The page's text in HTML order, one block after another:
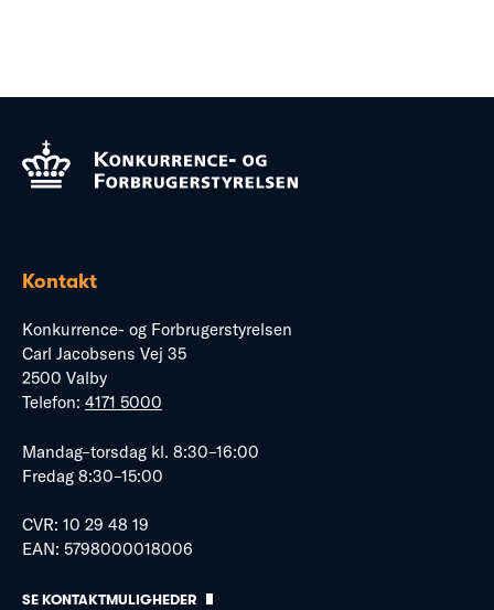
Kontakt
Konkurrence- og Forbrugerstyrelsen
Carl Jacobsens Vej 35
2500 Valby
Telefon: 4171 5000
Mandag–torsdag kl. 8:30–16:00
Fredag 8:30–15:00
CVR: 10 29 48 19
EAN: 5798000018006
SE KONTAKTMULIGHEDER